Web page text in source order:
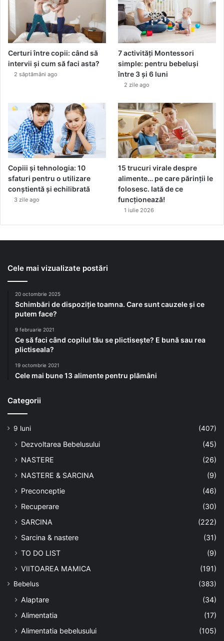
Certuri între copii: când să
intervii și cum să faci asta?
2 săptămâni ago
7 activități Montessori
simple: pentru bebeluși
între 3 și 6 luni
2 zile ago
Copiii și tehnologia: 10
sfaturi pentru o utilizare
conștientă și echilibrată
3 zile ago
15 trucuri virale despre
alimente… pe care părinții le
folosesc. Iată de ce
funcționează!
1 iulie 2026
Cele mai vizualizate postări
20 octombrie 2025
Schimbări de dispoziție toamna. Care sunt cauzele și ce
putem face?
9 februarie 2021
Ce să faci când copilul tău se plictisește? E bună sau rea
plictiseala?
19 octombrie 2021
Cele mai bune 13 alimente pentru plămâni
Categorii
9 luni (407)
Dezvoltarea Bebelusului
(45)
NASTERE
(26)
NASTERE & SARCINA
(9)
Preconceptie
(46)
Recuperare
(30)
SARCINA
(222)
Sarcina & nastere
(31)
TO DO LIST
(9)
VIITOAREA MAMICA
(191)
Bebelus (383)
Alaptare
(34)
Alimentatia
(17)
Alimentatia bebelusului
(105)